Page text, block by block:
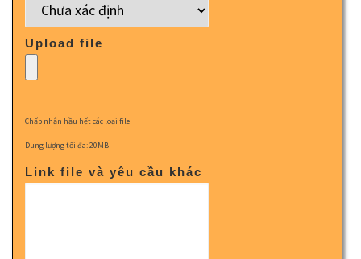
Upload file
Chấp nhận hầu hết các loại file
Dung lượng tối đa: 20MB
Link file và yêu cầu khác